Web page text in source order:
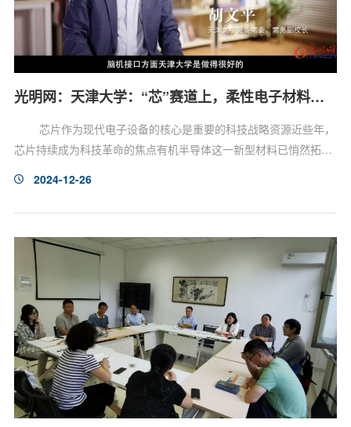
光明网：天津大学：“芯”赛道上，柔性电子材料加速跑
芯片作为现代电子设备的核心是重要的科技战略资源近些年，
芯片持续成为科技革命的焦点有机半导体这一新型材料已悄然拓宽
积的工艺有机半导体可应用于各类柔性电子设备 2023年度国家科
的“高迁移率有机半导体晶体材料与器件”项目荣获国家自...
2024-12-26